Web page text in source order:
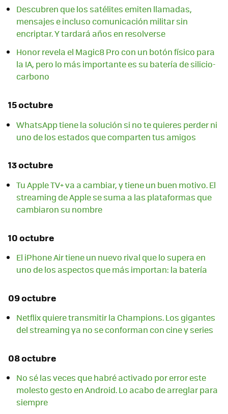
Descubren que los satélites emiten llamadas,
mensajes e incluso comunicación militar sin
encriptar. Y tardará años en resolverse
Honor revela el Magic8 Pro con un botón físico para
la IA, pero lo más importante es su batería de silicio-
carbono
15 octubre
WhatsApp tiene la solución si no te quieres perder ni
uno de los estados que comparten tus amigos
13 octubre
Tu Apple TV+ va a cambiar, y tiene un buen motivo. El
streaming de Apple se suma a las plataformas que
cambiaron su nombre
10 octubre
El iPhone Air tiene un nuevo rival que lo supera en
uno de los aspectos que más importan: la batería
09 octubre
Netflix quiere transmitir la Champions. Los gigantes
del streaming ya no se conforman con cine y series
08 octubre
No sé las veces que habré activado por error este
molesto gesto en Android. Lo acabo de arreglar para
siempre